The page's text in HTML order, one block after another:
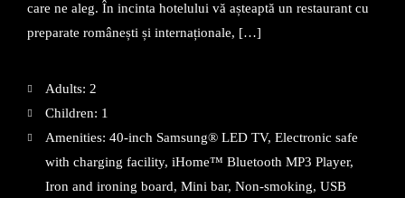
care ne aleg. În incinta hotelului vă așteaptă un restaurant cu
preparate românești și internaționale, […]
Adults: 2
Children: 1
Amenities: 40-inch Samsung® LED TV, Electronic safe
with charging facility, iHome™ Bluetooth MP3 Player,
Iron and ironing board, Mini bar, Non-smoking, USB